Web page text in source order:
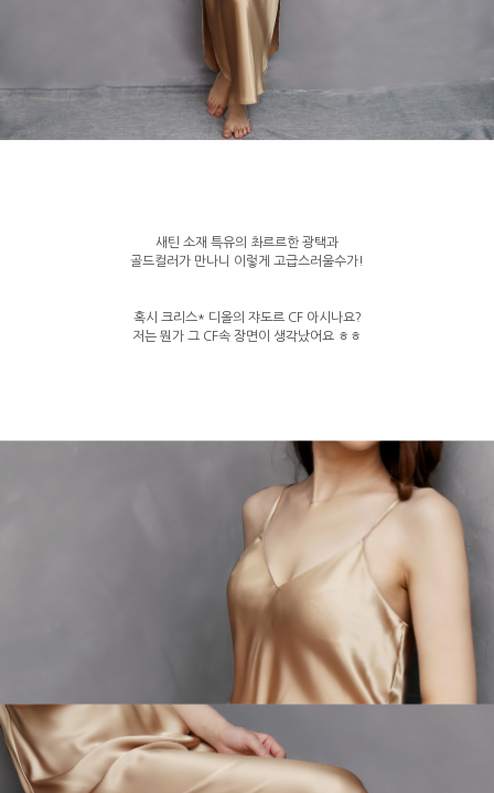
새틴 소재 특유의 촤르르한 광택과
골드컬러가 만나니 이렇게 고급스러울수가!
혹시 크리스* 디올의 쟈도르 CF 아시나요?
저는 뭔가 그 CF속 장면이 생각났어요 ㅎㅎ